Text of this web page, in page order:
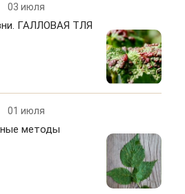
03 июля
ГАЛЛОВАЯ ТЛЯ
01 июля
методы